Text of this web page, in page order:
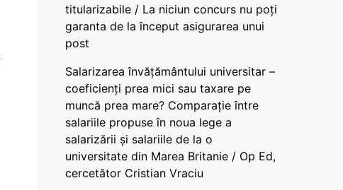
titularizabile / La niciun concurs nu poți
garanta de la început asigurarea unui
post
Salarizarea învățământului universitar –
coeficienți prea mici sau taxare pe
muncă prea mare? Comparație între
salariile propuse în noua lege a
salarizării și salariile de la o
universitate din Marea Britanie / Op Ed,
cercetător Cristian Vraciu